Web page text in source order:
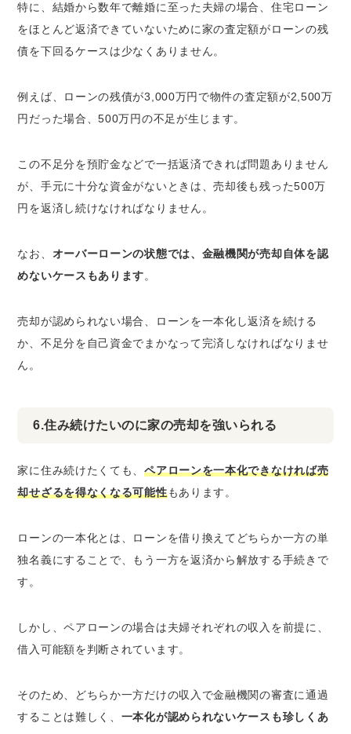
特に、結婚から数年で離婚に至った夫婦の場合、住宅ローン
をほとんど返済できていないために家の査定額がローンの残
債を下回るケースは少なくありません。
例えば、ローンの残債が3,000万円で物件の査定額が2,500万
円だった場合、500万円の不足が生じます。
この不足分を預貯金などで一括返済できれば問題ありません
が、手元に十分な資金がないときは、売却後も残った500万
円を返済し続けなければなりません。
なお、 オーバーローンの状態では、金融機関が売却自体を認
めないケースもあります。
売却が認められない場合、ローンを一本化し返済を続ける
か、不足分を自己資金でまかなって完済しなければなりませ
ん。
6.住み続けたいのに家の売却を強いられる
家に住み続けたくても、ペアローンを一本化できなければ売
却せざるを得なくなる可能性もあります。
ローンの一本化とは、ローンを借り換えてどちらか一方の単
独名義にすることで、もう一方を返済から解放する手続きで
す。
しかし、ペアローンの場合は夫婦それぞれの収入を前提に、
借入可能額を判断されています。
そのため、どちらか一方だけの収入で金融機関の審査に通過
することは難しく、 一本化が認められないケースも珍しくあ